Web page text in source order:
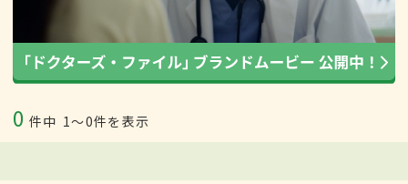
0 件中 1〜0件を表示